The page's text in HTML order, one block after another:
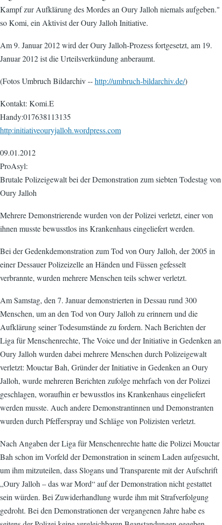
Kampf zur Aufklärung des Mordes an Oury Jalloh niemals aufgeben."
so Komi, ein Aktivist der Oury Jalloh Initiative.
Am 9. Januar 2012 wird der Oury Jalloh-Prozess fortgesetzt, am 19.
Januar 2012 ist die Urteilsverkündung anberaumt.
(Fotos Umbruch Bildarchiv --http://umbruch-bildarchiv.de/)
Kontakt: Komi.E
Handy:017638113135
http:initiativeouryjalloh.wordpress.com
09.01.2012
ProAsyl:
Brutale Polizeigewalt bei der Demonstration zum siebten Todestag von
Oury Jalloh
Mehrere Demonstrierende wurden von der Polizei verletzt, einer von
ihnen musste bewusstlos ins Krankenhaus eingeliefert werden.
Bei der Gedenkdemonstration zum Tod von Oury Jalloh, der 2005 in
einer Dessauer Polizeizelle an Händen und Füssen gefesselt
verbrannte, wurden mehrere Menschen teils schwer verletzt.
Am Samstag, den 7. Januar demonstrierten in Dessau rund 300
Menschen, um an den Tod von Oury Jalloh zu erinnern und die
Aufklärung seiner Todesumstände zu fordern. Nach Berichten der
Liga für Menschenrechte, The Voice und der Initiative in Gedenken an
Oury Jalloh wurden dabei mehrere Menschen durch Polizeigewalt
verletzt: Mouctar Bah, Gründer der Initiative in Gedenken an Oury
Jalloh, wurde mehreren Berichten zufolge mehrfach von der Polizei
geschlagen, woraufhin er bewusstlos ins Krankenhaus eingeliefert
werden musste. Auch andere Demonstrantinnen und Demonstranten
wurden durch Pfefferspray und Schläge von Polizisten verletzt.
Nach Angaben der Liga für Menschenrechte hatte die Polizei Mouctar
Bah schon im Vorfeld der Demonstration in seinem Laden aufgesucht,
um ihm mitzuteilen, dass Slogans und Transparente mit der Aufschrift
„Oury Jalloh – das war Mord“ auf der Demonstration nicht gestattet
sein würden. Bei Zuwiderhandlung wurde ihm mit Strafverfolgung
gedroht. Bei den Demonstrationen der vergangenen Jahre habe es